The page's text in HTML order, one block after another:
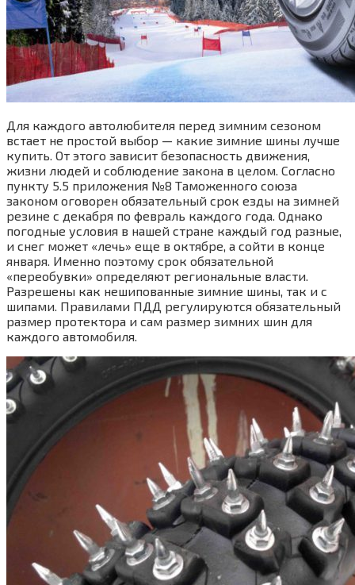
Для каждого автолюбителя перед зимним сезоном
встает не простой выбор — какие зимние шины лучше
купить. От этого зависит безопасность движения,
жизни людей и соблюдение закона в целом. Согласно
пункту 5.5 приложения №8 Таможенного союза
законом оговорен обязательный срок езды на зимней
резине с декабря по февраль каждого года. Однако
погодные условия в нашей стране каждый год разные,
и снег может «лечь» еще в октябре, а сойти в конце
января. Именно поэтому срок обязательной
«переобувки» определяют региональные власти.
Разрешены как нешипованные зимние шины, так и с
шипами. Правилами ПДД регулируются обязательный
размер протектора и сам размер зимних шин для
каждого автомобиля.